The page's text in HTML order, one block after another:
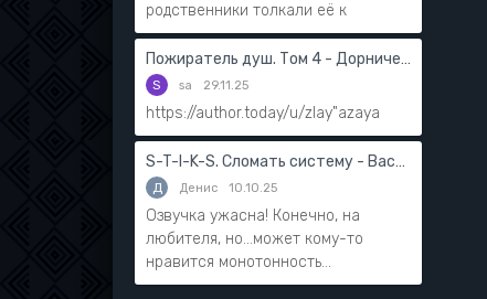
родственники толкали её к
Пожиратель душ. Том 4 - Дорничев Дмитрий
S sa 29.11.25
https://author.today/u/zlay"azaya
S-T-I-K-S. Сломать систему - Василий Мушинский
Д Денис 10.10.25
Озвучка ужасна! Конечно, на
любителя, но...может кому-то
нравится монотонность...